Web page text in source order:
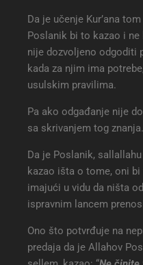
Da je učenje Kur’ana
Poslanik bi to kazao i
nije dozvoljeno odgoditi
kada za njim ima
usulskim pravilima.
Pa ako odgađanje nije
sa skrivanjem tog znanja.
Da je Poslanik,
kazao išta o tome, oni
imajući u vidu da ništa
ispravnim lancem
Ono što potvrđuje na
predaja da je Allahov